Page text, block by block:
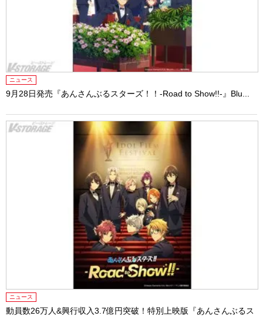
ニュース
9月28日発売『あんさんぶるスターズ！！-Road to Show!!-』Blu...
ニュース
動員数26万人&興行収入3.7億円突破！特別上映版『あんさんぶるス